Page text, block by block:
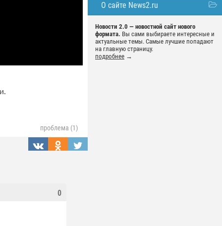
О сайте News2.ru
Новости 2.0 — новостной сайт нового
формата. Вы сами выбираете интересные и
актуальные темы. Самые лучшие попадают
на главную страницу.
подробнее →
проблема (1)
0